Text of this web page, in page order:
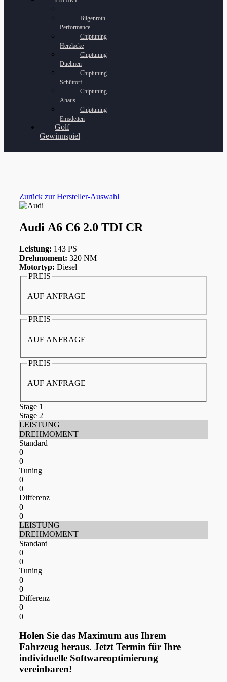
Bilgenroth
Performance
Chiptuning
Herzlacke
Chiptuning
Duelmen
Chiptuning
Schüttorf
Chiptuning
Ahaus
Chiptuning
Emsdetten
Golf
Gewinnspiel
Zurück zur Hersteller-Auswahl
Audi A6 C6 2.0 TDI CR
Leistung: 143 PS
Drehmoment: 320 NM
Motortyp: Diesel
PREIS
AUF ANFRAGE
PREIS
AUF ANFRAGE
PREIS
AUF ANFRAGE
Stage 1
Stage 2
LEISTUNG
DREHMOMENT
Standard
0
0
Tuning
0
0
Differenz
0
0
LEISTUNG
DREHMOMENT
Standard
0
0
Tuning
0
0
Differenz
0
0
Holen Sie das Maximum aus Ihrem
Fahrzeug heraus. Jetzt Termin für Ihre
individuelle Softwareoptimierung
vereinbaren!